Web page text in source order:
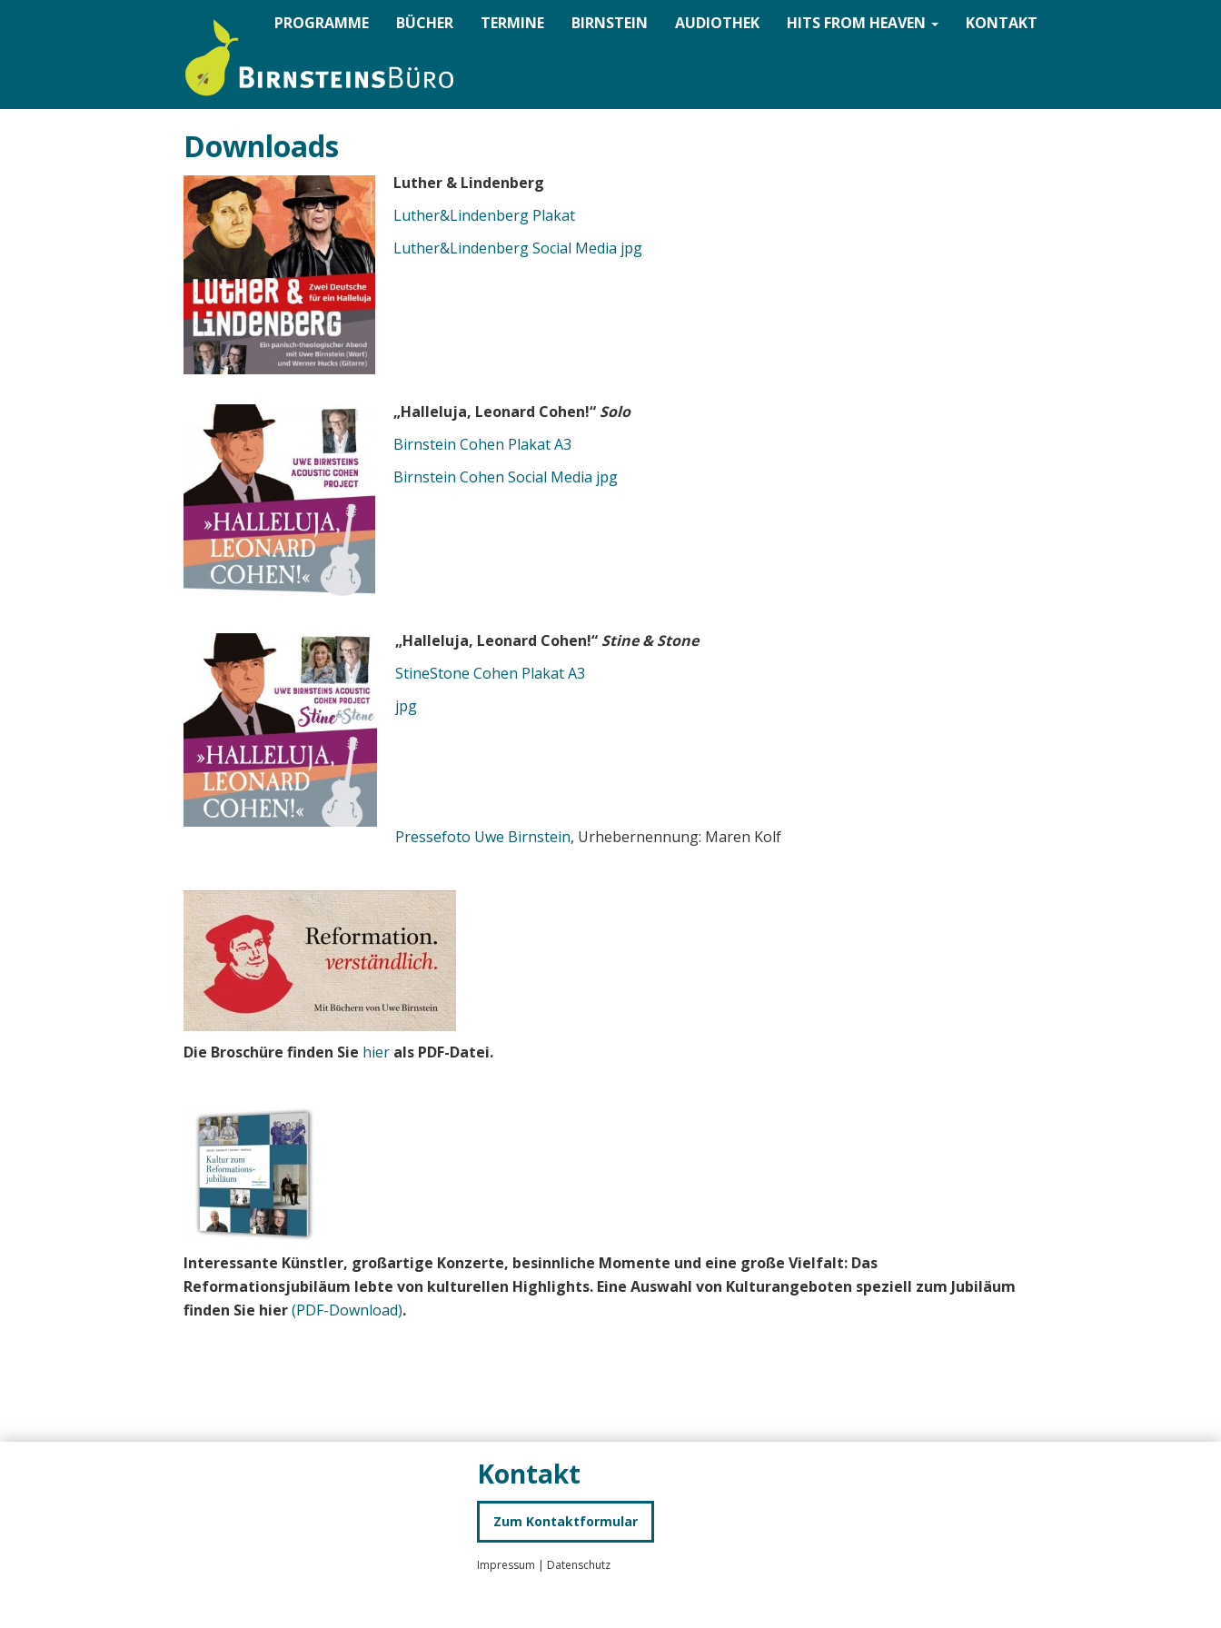
PROGRAMME BÜCHER TERMINE BIRNSTEIN AUDIOTHEK HITS FROM HEAVEN KONTAKT
Downloads
Luther & Lindenberg
Luther&Lindenberg Plakat
Luther&Lindenberg Social Media jpg
„Halleluja, Leonard Cohen!“ Solo
Birnstein Cohen Plakat A3
Birnstein Cohen Social Media jpg
„Halleluja, Leonard Cohen!“ Stine & Stone
StineStone Cohen Plakat A3
jpg
Pressefoto Uwe Birnstein, Urhebernennung: Maren Kolf
Die Broschüre finden Sie hier als PDF-Datei.
Interessante Künstler, großartige Konzerte, besinnliche Momente und eine große Vielfalt: Das
Reformationsjubiläum lebte von kulturellen Highlights. Eine Auswahl von Kulturangeboten speziell zum Jubiläum
finden Sie hier(PDF-Download).
Kontakt
Zum Kontaktformular
Impressum | Datenschutz